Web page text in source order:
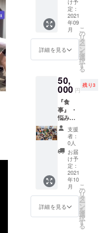
ヒー
ローズ
のタオ
ルを１
枚つけ
ます！
を記載
させて
いただ
きま
す。 ・
直接
会って
お礼さ
ださ
い。
（任
意） ・
SNSや
作成予
定のHP
で名前
を紹介
させて
いただ
きま
す。 ・
直筆の
お手紙
を書か
せてい
け予
定：
2021
年09
月
詳細を見る
こ
の
リ
タ
ー
ン
を
選
択
す
る
50,
000 円
残り3
『食
事』 ・
悩みな
どなん
でも聞
きま
す！ ・
お食事
代は割
り勘で
お願い
しま
す！ ・
北陸、
関東、
関西周
支援
者：
0人
お届
け予
定：
2021
年10
月
詳細を見る
こ
の
リ
タ
ー
ン
を
選
択
す
る